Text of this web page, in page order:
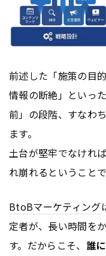
前述した「施策の目
情報の断絶」といっ
前」の段階、すなわ
ます。
土台が堅牢でなけれ
れ崩れるということで
BtoBマーケティング
定者が、長い時間を
す。だからこそ、 誰